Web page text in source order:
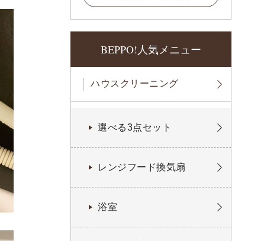
BEPPO!人気メニュー
ハウスクリーニング
選べる3点セット
レンジフード換気扇
浴室